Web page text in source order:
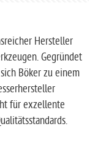
Hersteller
Gegründet
Böker zu einem
für exzellente